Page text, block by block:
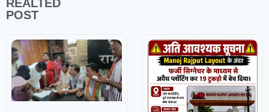
REALTED
POST